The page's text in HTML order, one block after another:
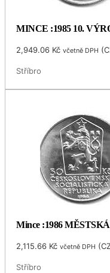
MINCE :1985 10.
2,949.06 Kč včetně DPH (
Stříbro
Mince :1986
2,115.66 Kč včetně DPH (
Stříbro